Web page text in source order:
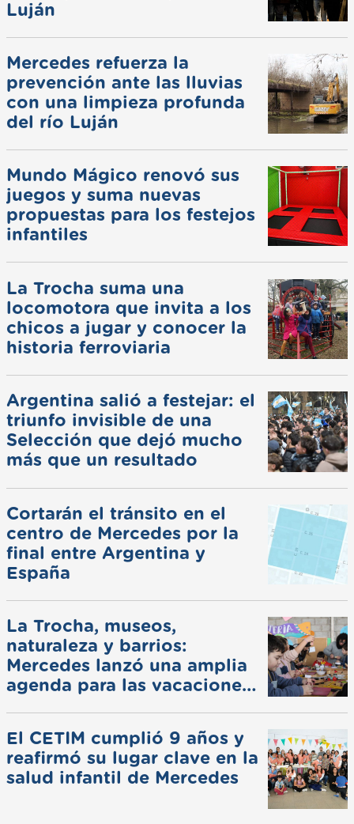
Luján
Mercedes refuerza la
prevención ante las lluvias
con una limpieza profunda
del río Luján
Mundo Mágico renovó sus
juegos y suma nuevas
propuestas para los festejos
infantiles
La Trocha suma una
locomotora que invita a los
chicos a jugar y conocer la
historia ferroviaria
Argentina salió a festejar: el
triunfo invisible de una
Selección que dejó mucho
más que un resultado
Cortarán el tránsito en el
centro de Mercedes por la
final entre Argentina y
España
La Trocha, museos,
naturaleza y barrios:
Mercedes lanzó una amplia
agenda para las vacaciones
El CETIM cumplió 9 años y
reafirmó su lugar clave en la
salud infantil de Mercedes